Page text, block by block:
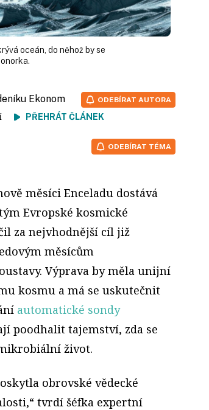
oceán, do něhož by se
Ekonom
PŘEHRÁT ČLÁNEK
ODEBÍRAT AUTORA
ODEBÍRAT TÉMA
měsíci Enceladu dostává
Evropské kosmické
za nejvhodnější cíl již
měsícům
Výprava by měla unijní
kosmu a má se uskutečnit
automatické sondy
poodhalit tajemství, zda se
život.
obrovské vědecké
tvrdí šéfka expertní